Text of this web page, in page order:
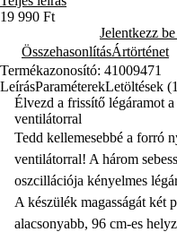
19 990 Ft
Jelentkezz be
ÖsszehasonlításÁrtörténet
Termékazonosító: 41009471
LeírásParaméterekLetöltések
Élvezd a frissítő légáramot
ventilátorral
Tedd kellemesebbé a forró
ventilátorral! A három
oszcillációja kényelmes
A készülék magasságát két
alacsonyabb, 96 cm-es